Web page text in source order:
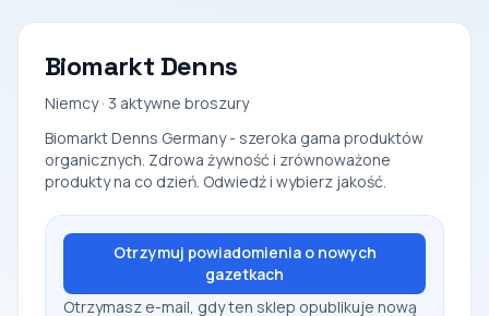
Biomarkt Denns
Niemcy · 3 aktywne broszury
Biomarkt Denns Germany - szeroka gama produktów
organicznych. Zdrowa żywność i zrównoważone
produkty na co dzień. Odwiedź i wybierz jakość.
Otrzymuj powiadomienia o nowych
gazetkach
Otrzymasz e-mail, gdy ten sklep opublikuje nową